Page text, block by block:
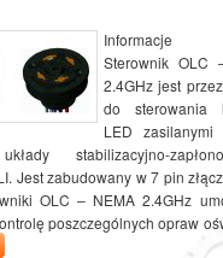
Informacje
Sterownik OLC
2.4GHz jest
do sterowania
LED zasilanymi
stabilizacyjno-
Jest zabudowany w 7 pin
OLC – NEMA 2.4GHz
poszczególnych opraw